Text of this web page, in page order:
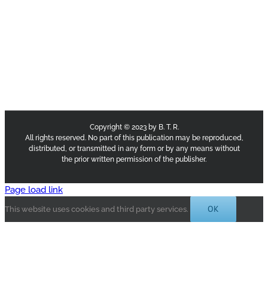
Copyright © 2023 by B. T. R.
All rights reserved. No part of this publication may be reproduced,
distributed, or transmitted in any form or by any means without
the prior written permission of the publisher.
Page load link
This website uses cookies and third party services. OK